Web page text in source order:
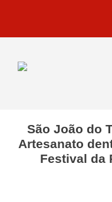
São João do
Artesanato
Festival da